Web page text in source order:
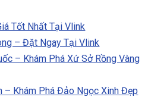
Tốt Nhất Tại Vlink
– Đặt Ngay Tại Vlink
– Khám Phá Xứ Sở Rồng Vàng
– Khám Phá Đảo Ngọc Xinh Đẹp